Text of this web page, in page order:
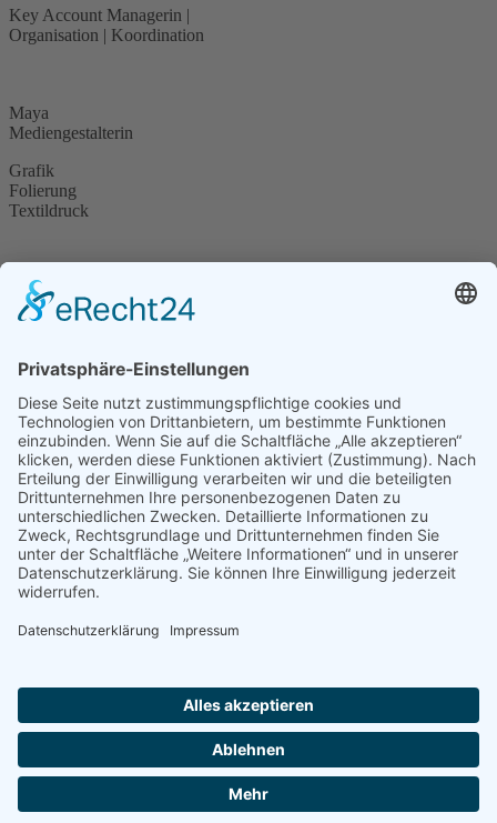
Key Account Managerin |
Organisation | Koordination
Maya
Mediengestalterin
Grafik
Folierung
Textildruck
VISIT US
HOURS
Montag + Dienstag + Donnerstag
10:00 - 12:00 / 14:00 - 17:00
Freitag
10:00 - 14:00
Mittwoch
geschlossen
Diese E-Mail-Adresse ist vor Spambots geschützt! Zur Anzeige
muss JavaScript eingeschaltet sein.
+49 7531 66105
Impressum